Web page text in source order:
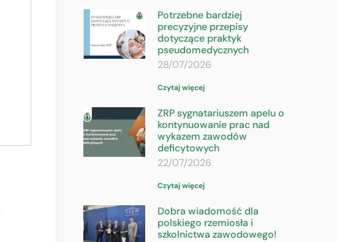
Potrzebne bardziej
precyzyjne przepisy
dotyczące praktyk
pseudomedycznych
28/07/2026
Czytaj więcej
ZRP sygnatariuszem apelu o
kontynuowanie prac nad
wykazem zawodów
deficytowych
22/07/2026
Czytaj więcej
Dobra wiadomość dla
polskiego rzemiosła i
szkolnictwa zawodowego!